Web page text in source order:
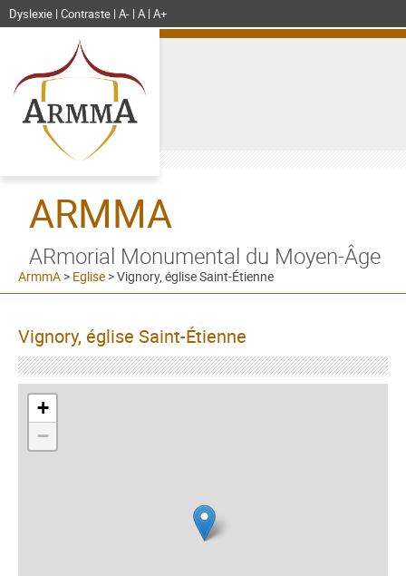
Dyslexie Contraste A- A A+
ARMMA
ARmorial Monumental du Moyen-Âge
ArmmA > Eglise >Vignory, église Saint-Étienne
Vignory, église Saint-Étienne
+
−